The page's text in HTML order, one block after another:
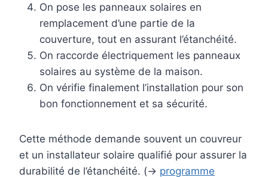
On pose les panneaux solaires en
remplacement d’une partie de la
couverture, tout en assurant l’étanchéité.
On raccorde électriquement les panneaux
solaires au système de la maison.
On vérifie finalement l’installation pour son
bon fonctionnement et sa sécurité.
Cette méthode demande souvent un couvreur
et un installateur solaire qualifié pour assurer la
durabilité de l’étanchéité. (→ programme